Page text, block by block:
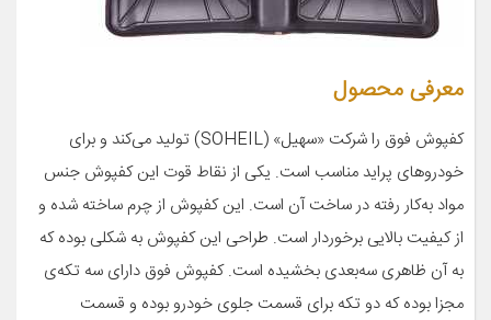
معرفی محصول
کفپوش فوق را شرکت «سهیل» (SOHEIL) تولید می‌کند و برای
خودروهای پراید مناسب است. یکی از نقاط قوت این کفپوش جنس
مواد به‌کار رفته در ساخت آن است. این کفپوش از چرم ساخته شده و
از کیفیت بالایی برخوردار است. طراحی این کفپوش به شکلی بوده که
به آن ظاهری سه‌بعدی بخشیده است. کفپوش فوق دارای سه تکه‌ی
مجزا بوده که دو تکه برای قسمت جلوی خودرو بوده و قسمت